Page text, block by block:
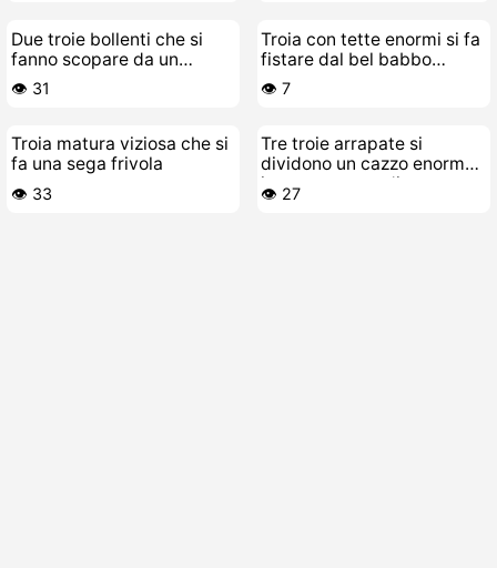
Due troie bollenti che si
fanno scopare da un
vecchio porco schifoso
👁️ 31
Troia con tette enormi si fa
fistare dal bel babbo
giovane focoso
👁️ 7
Troia matura viziosa che si
fa una sega frivola
👁️ 33
Tre troie arrapate si
dividono un cazzo enorme
in una scopata di gruppo
bollente
👁️ 27